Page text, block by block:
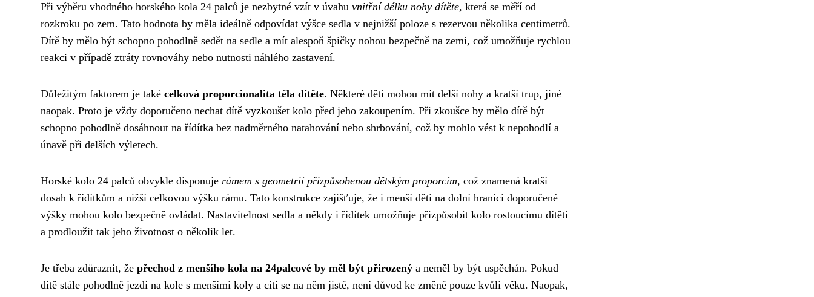
Při výběru vhodného horského kola 24 palců je nezbytné vzít v úvahu vnitřní délku nohy dítěte, která se měří od
rozkroku po zem. Tato hodnota by měla ideálně odpovídat výšce sedla v nejnižší poloze s rezervou několika centimetrů.
Dítě by mělo být schopno pohodlně sedět na sedle a mít alespoň špičky nohou bezpečně na zemi, což umožňuje rychlou
reakci v případě ztráty rovnováhy nebo nutnosti náhlého zastavení.
Důležitým faktorem je také celková proporcionalita těla dítěte. Některé děti mohou mít delší nohy a kratší trup, jiné
naopak. Proto je vždy doporučeno nechat dítě vyzkoušet kolo před jeho zakoupením. Při zkoušce by mělo dítě být
schopno pohodlně dosáhnout na řídítka bez nadměrného natahování nebo shrbování, což by mohlo vést k nepohodlí a
únavě při delších výletech.
Horské kolo 24 palců obvykle disponuje rámem s geometrií přizpůsobenou dětským proporcím, což znamená kratší
dosah k řídítkům a nižší celkovou výšku rámu. Tato konstrukce zajišťuje, že i menší děti na dolní hranici doporučené
výšky mohou kolo bezpečně ovládat. Nastavitelnost sedla a někdy i řídítek umožňuje přizpůsobit kolo rostoucímu dítěti
a prodloužit tak jeho životnost o několik let.
Je třeba zdůraznit, že přechod z menšího kola na 24palcové by měl být přirozený a neměl by být uspěchán. Pokud
dítě stále pohodlně jezdí na kole s menšími koly a cítí se na něm jistě, není důvod ke změně pouze kvůli věku. Naopak,